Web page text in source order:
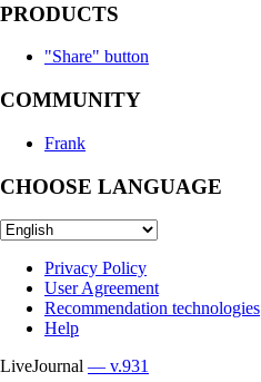
PRODUCTS
"Share" button
COMMUNITY
Frank
CHOOSE LANGUAGE
Privacy Policy
User Agreement
Recommendation technologies
Help
LiveJournal — v.931